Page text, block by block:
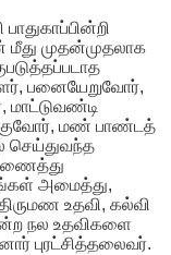
மீது முதன்முதலாக
பனையேறுவோர்,
மாட்டுவண்டி
மண் பாண்டத்
அமைத்து,
உதவி, கல்வி
நல உதவிகளை
புரட்சித்தலைவர்.